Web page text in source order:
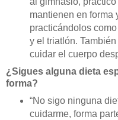
mantienen en forma
practicándolos
y el triatlón.
cuidar el cuerpo
¿Sigues alguna dieta
forma?
“No sigo ninguna
cuidarme, forma